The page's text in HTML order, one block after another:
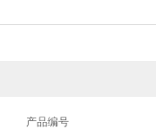
产品编号